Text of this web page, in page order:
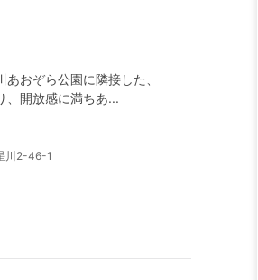
おぞら公園に隣接した、
、開放感に満ちあ...
川2-46-1